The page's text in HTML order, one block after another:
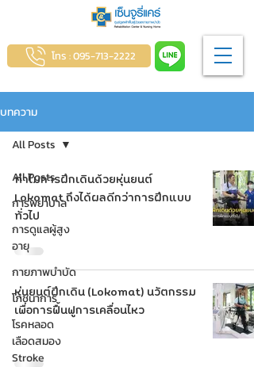
โทร : 095-713-2222
บทความ
All Posts
การพยาบาล
การดูแลผู้สูง
อายุ
กายภาพบำบัด
โภชนาการ
โรคหลอด
เลือดสมอง
Stroke
All Posts
ทำไมการฝึกเดินด้วยหุ่นยนต์
Lokomat ถึงได้ผลดีกว่าการฝึกแบบ
ทั่วไป
หุ่นยนต์ฝึกเดิน (Lokomat) นวัตกรรม
เพื่อการฟื้นฟูการเคลื่อนไหว